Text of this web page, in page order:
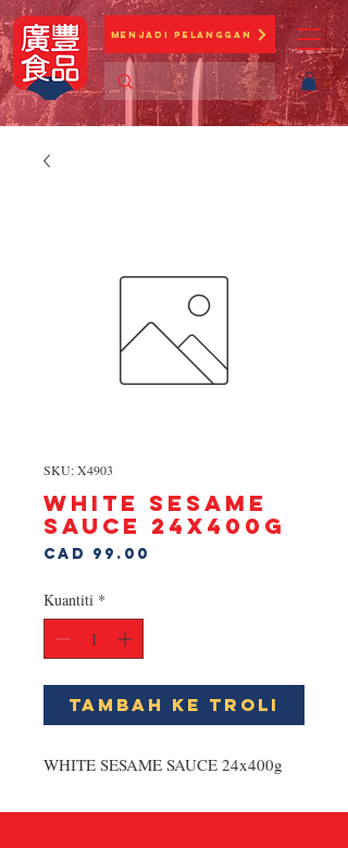
Menjadi Pelanggan
SKU: X4903
WHITE SESAME
SAUCE 24x400g
CAD 99.00
Kuantiti *
Tambah ke Troli
WHITE SESAME SAUCE 24x400g